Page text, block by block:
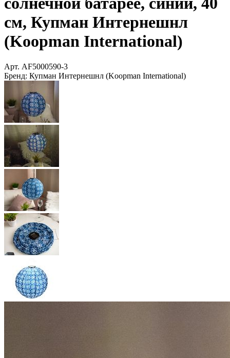
см, Купман Интернешнл
(Koopman International)
Арт. AF5000590-3
Бренд: Купман Интернешнл (Koopman International)